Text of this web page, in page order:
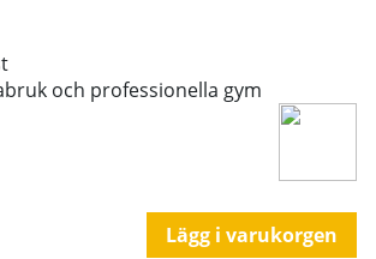
och professionella gym
Lägg i varukorgen